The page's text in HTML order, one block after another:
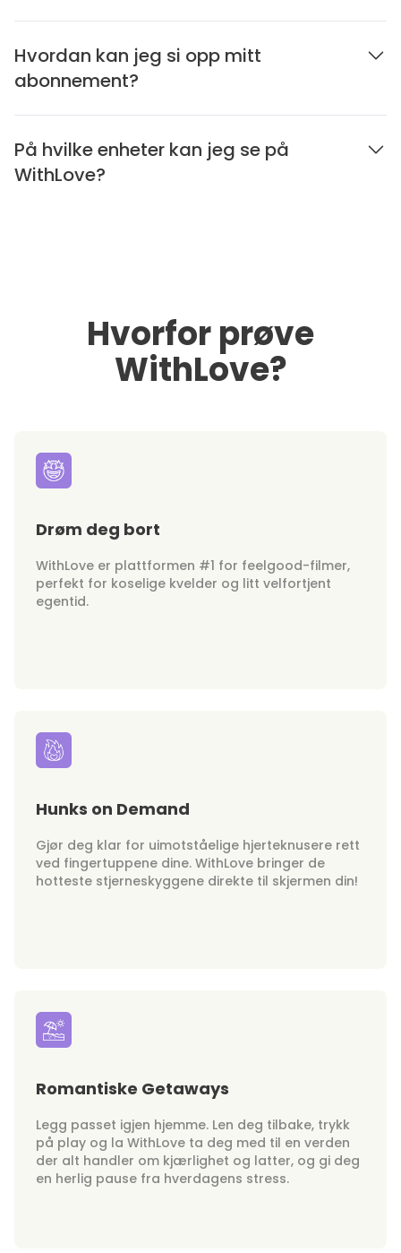
Hvordan kan jeg si opp mitt
abonnement?
På hvilke enheter kan jeg se på
WithLove?
Hvorfor prøve
WithLove?
Drøm deg bort
WithLove er plattformen #1 for feelgood-filmer,
perfekt for koselige kvelder og litt velfortjent
egentid.
Hunks on Demand
Gjør deg klar for uimotståelige hjerteknusere rett
ved fingertuppene dine. WithLove bringer de
hotteste stjerneskyggene direkte til skjermen din!
Romantiske Getaways
Legg passet igjen hjemme. Len deg tilbake, trykk
på play og la WithLove ta deg med til en verden
der alt handler om kjærlighet og latter, og gi deg
en herlig pause fra hverdagens stress.